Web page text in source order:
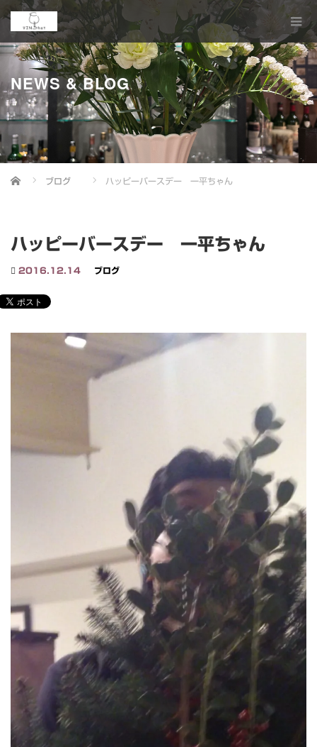
NEWS & BLOG
Home ブログ ハッピーバースデー 一平ちゃん
ハッピーバースデー 一平ちゃん
2016.12.14 ブログ